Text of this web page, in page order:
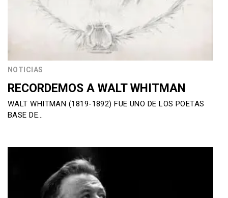
NOTICIAS
RECORDEMOS A WALT WHITMAN
WALT WHITMAN (1819-1892) FUE UNO DE LOS POETAS
BASE DE…